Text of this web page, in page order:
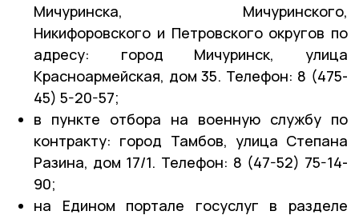
Мичуринска, Мичуринского,
Никифоровского и Петровского округов по
адресу: город Мичуринск, улица
Красноармейская, дом 35. Телефон: 8 (475-
45) 5-20-57;
в пункте отбора на военную службу по
контракту: город Тамбов, улица Степана
Разина, дом 17/1. Телефон: 8 (47-52) 75-14-
90;
на Едином портале госуслуг в разделе